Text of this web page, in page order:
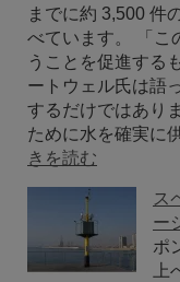
までに約 3,500 件
べています。 「こ
うことを促進する
ートウェル氏は語
するだけではあり
ために水を確実に
きを読む
ス
ー
ポ